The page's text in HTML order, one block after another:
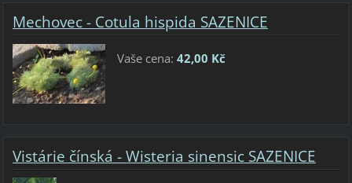
Mechovec - Cotula hispida SAZENICE
Vaše cena: 42,00 Kč
Vistárie čínská - Wisteria sinensic SAZENICE